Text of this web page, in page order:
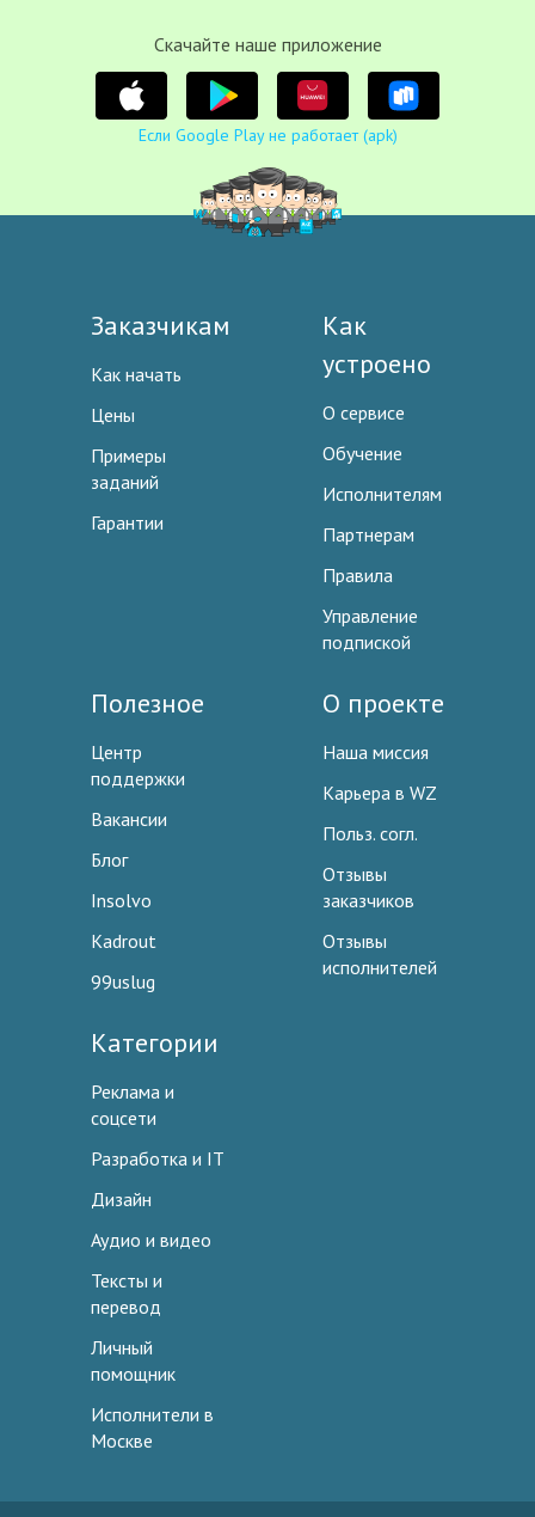
Cкачайте наше приложение
Если Google Play не работает (apk)
Заказчикам
Как начать
Цены
Примеры
заданий
Гарантии
Как
устроено
О сервисе
Обучение
Исполнителям
Партнерам
Правила
Управление
подпиской
Полезное
Центр
поддержки
Вакансии
Блог
Insolvo
Kadrout
99uslug
О проекте
Наша миссия
Карьера в WZ
Польз. согл.
Отзывы
заказчиков
Отзывы
исполнителей
Категории
Реклама и
соцсети
Разработка и IT
Дизайн
Аудио и видео
Тексты и
перевод
Личный
помощник
Исполнители в
Москве